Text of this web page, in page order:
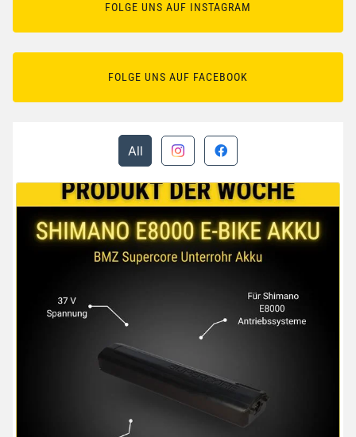
FOLGE UNS AUF INSTAGRAM
FOLGE UNS AUF FACEBOOK